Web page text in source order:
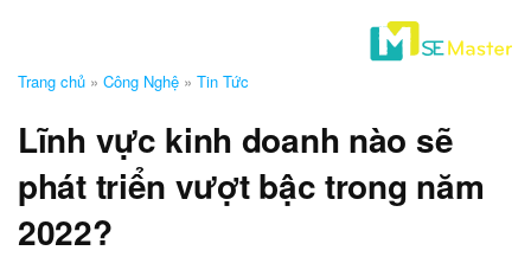
Trang chủ » Công Nghệ » Tin Tức
Lĩnh vực kinh doanh nào sẽ
phát triển vượt bậc trong năm
2022?